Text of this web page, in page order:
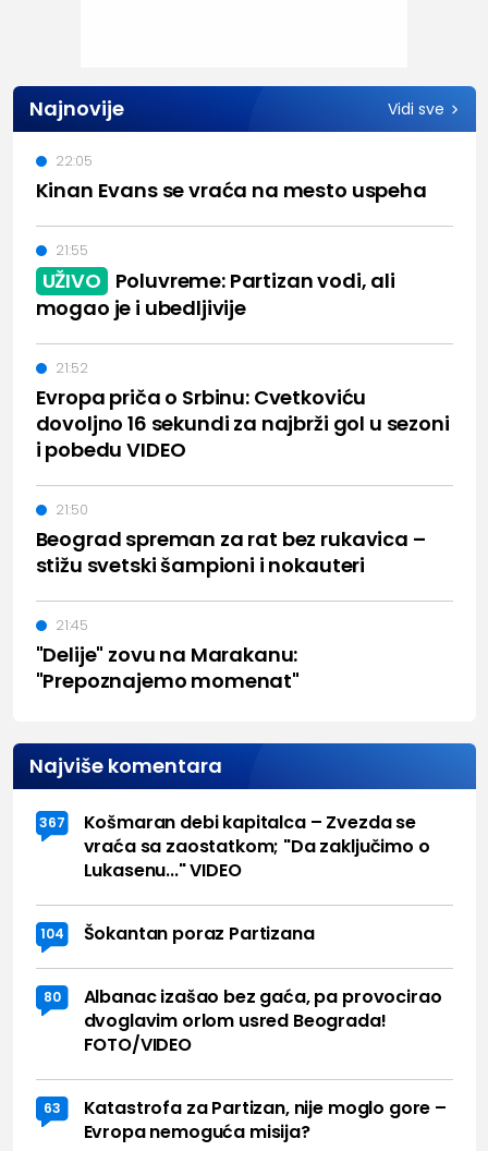
Najnovije Vidi sve
Kinan Evans se vraća na mesto uspeha
22:05
UŽIVO Poluvreme: Partizan vodi, ali
mogao je i ubedljivije
21:55
Evropa priča o Srbinu: Cvetkoviću
dovoljno 16 sekundi za najbrži gol u sezoni
i pobedu VIDEO
21:52
Beograd spreman za rat bez rukavica –
stižu svetski šampioni i nokauteri
21:50
"Delije" zovu na Marakanu:
"Prepoznajemo momenat"
21:45
Najviše komentara
367
Košmaran debi kapitalca – Zvezda se
vraća sa zaostatkom; "Da zaključimo o
Lukasenu..." VIDEO
104 Šokantan poraz Partizana
80
Albanac izašao bez gaća, pa provocirao
dvoglavim orlom usred Beograda!
FOTO/VIDEO
63
Katastrofa za Partizan, nije moglo gore –
Evropa nemoguća misija?